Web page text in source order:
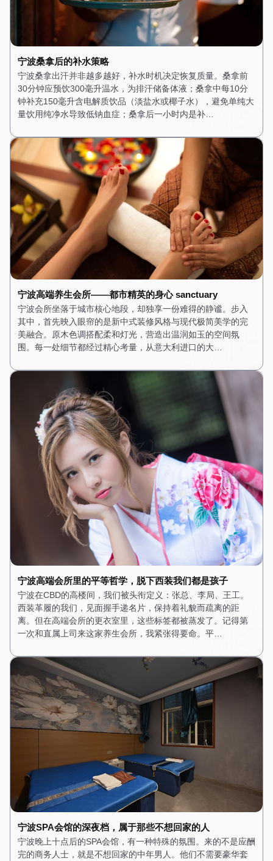
宁波桑拿后的补水策略
宁波桑拿出汗并非越多越好，补水时机决定恢复质量。桑拿前
30分钟应预饮300毫升温水，为排汗储备体液；桑拿中每10分
钟补充150毫升含电解质饮品（淡盐水或椰子水），避免单纯大
量饮用纯净水导致低钠血症；桑拿后一小时内是补…
宁波高端养生会所——都市精英的身心 sanctuary
宁波会所坐落于城市核心地段，却独享一份难得的静谧。步入
其中，首先映入眼帘的是新中式装修风格与现代极简美学的完
美融合。原木色调搭配柔和灯光，营造出温润如玉的空间氛
围。每一处细节都经过精心考量，从意大利进口的大…
宁波高端会所里的平等哲学，脱下西装我们都是孩子
宁波在CBD的高楼间，我们被头衔定义：张总、李局、王工。
西装革履的我们，见面握手递名片，保持着礼貌而疏离的距
离。但在高端会所的更衣室里，这些标签都被蒸发了。记得第
一次和直属上司来这家养生会所，我紧张得要命。平…
宁波SPA会馆的深夜档，属于那些不想回家的人
宁波晚上十点后的SPA会馆，有一种特殊的氛围。来的不是应酬
完的商务人士，就是不想回家的中年男人。他们不需要豪华套